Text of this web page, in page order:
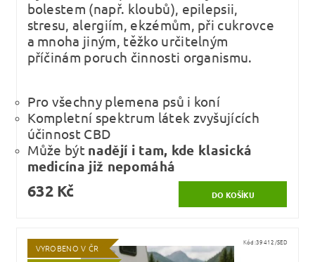
bolestem (např. kloubů), epilepsii,
stresu, alergiím, ekzémům, při cukrovce
a mnoha jiným, těžko určitelným
příčinám poruch činnosti organismu.
Pro všechny plemena psů i koní
Kompletní spektrum látek zvyšujících
účinnost CBD
Může být nadějí i tam, kde klasická
medicína již nepomáhá
632 Kč
VYROBENO V ČR
Kód:39412/SED